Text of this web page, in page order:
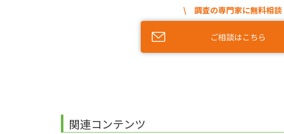
\ 調査の専門家に無料相
ご相談はこちら
関連コンテンツ